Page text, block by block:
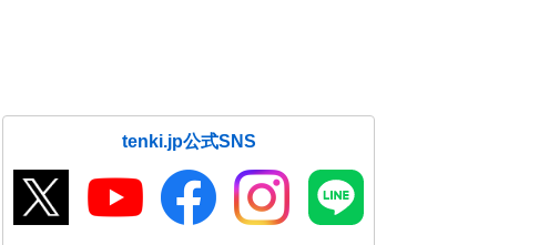
13日は近畿南部を中心に雨 大阪な
ど中部の都市部で雨の所も 週末は
一段と寒くなる
12日11:43
tenki.jp公式SNS